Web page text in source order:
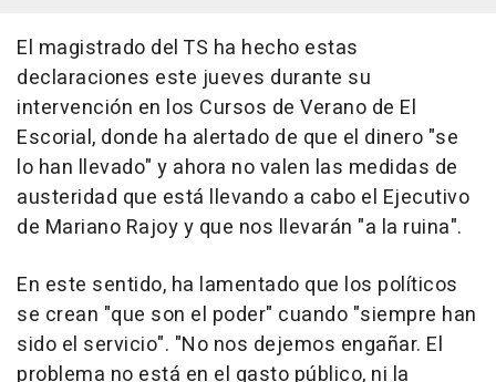
El magistrado del TS ha hecho estas
declaraciones este jueves durante su
intervención en los Cursos de Verano de El
Escorial, donde ha alertado de que el dinero "se
lo han llevado" y ahora no valen las medidas de
austeridad que está llevando a cabo el Ejecutivo
de Mariano Rajoy y que nos llevarán "a la ruina".
En este sentido, ha lamentado que los políticos
se crean "que son el poder" cuando "siempre han
sido el servicio". "No nos dejemos engañar. El
problema no está en el gasto público, ni la